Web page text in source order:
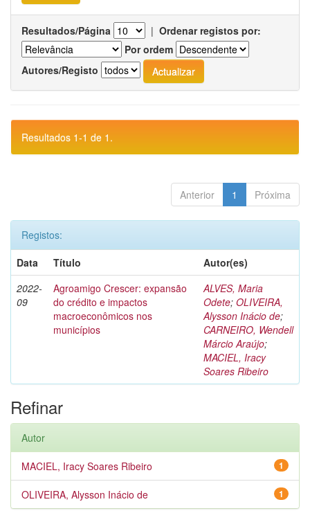
Resultados/Página | Ordenar registos por:
Por ordem
Autores/Registo
Resultados 1-1 de 1.
Anterior 1 Próxima
Registos:
Data
Título
Autor(es)
2022-
09
Agroamigo Crescer: expansão
do crédito e impactos
macroeconômicos nos
municípios
ALVES, Maria
Odete; OLIVEIRA,
Alysson Inácio de;
CARNEIRO, Wendell
Márcio Araújo;
MACIEL, Iracy
Soares Ribeiro
Refinar
Autor
1
MACIEL, Iracy Soares Ribeiro
1
OLIVEIRA, Alysson Inácio de